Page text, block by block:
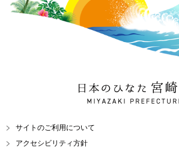
日本のひなた 宮崎県
MIYAZAKI PREFECTURE
サイトのご利用について
アクセシビリティ方針